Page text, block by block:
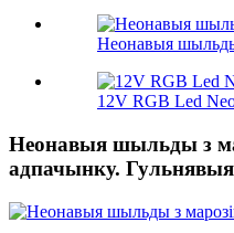
Неонавыя шыльды
12V RGB Led
Неонавыя шыльды з
адпачынку.